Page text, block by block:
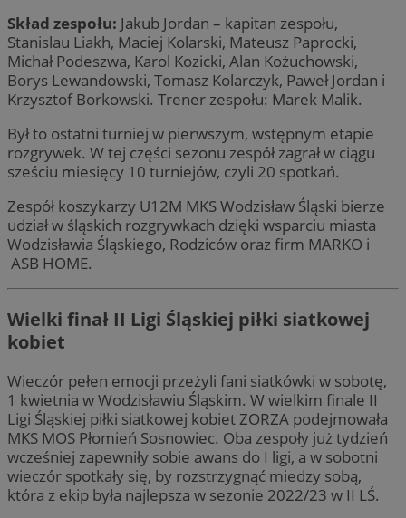
Skład zespołu: Jakub Jordan – kapitan zespołu,
Stanislau Liakh, Maciej Kolarski, Mateusz Paprocki,
Michał Podeszwa, Karol Kozicki, Alan Kożuchowski,
Borys Lewandowski, Tomasz Kolarczyk, Paweł Jordan i
Krzysztof Borkowski. Trener zespołu: Marek Malik.
Był to ostatni turniej w pierwszym, wstępnym etapie
rozgrywek. W tej części sezonu zespół zagrał w ciągu
sześciu miesięcy 10 turniejów, czyli 20 spotkań.
Zespół koszykarzy U12M MKS Wodzisław Śląski bierze
udział w śląskich rozgrywkach dzięki wsparciu miasta
Wodzisławia Śląskiego, Rodziców oraz firm MARKO i
ASB HOME.
Wielki finał II Ligi Śląskiej piłki siatkowej
kobiet
Wieczór pełen emocji przeżyli fani siatkówki w sobotę,
1 kwietnia w Wodzisławiu Śląskim. W wielkim finale II
Ligi Śląskiej piłki siatkowej kobiet ZORZA podejmowała
MKS MOS Płomień Sosnowiec. Oba zespoły już tydzień
wcześniej zapewniły sobie awans do I ligi, a w sobotni
wieczór spotkały się, by rozstrzygnąć miedzy sobą,
która z ekip była najlepsza w sezonie 2022/23 w II LŚ.